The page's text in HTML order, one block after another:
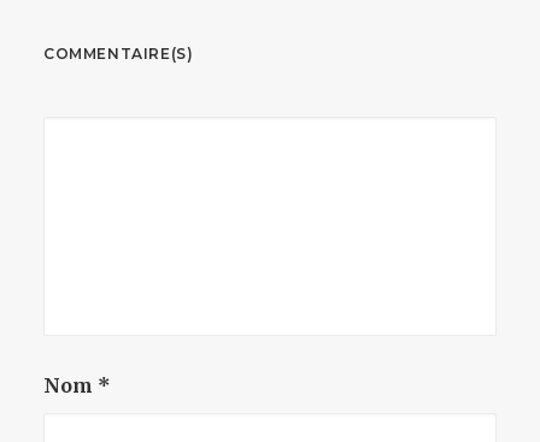
COMMENTAIRE(S)
Nom *